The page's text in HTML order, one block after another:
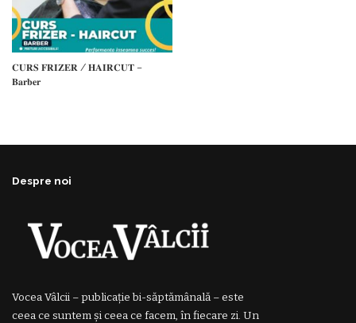
𝐂𝐔𝐑𝐒 𝐅𝐑𝐈𝐙𝐄𝐑 / 𝐇𝐀𝐈𝐑𝐂𝐔𝐓 –
𝐁𝐚𝐫𝐛𝐞𝐫
Despre noi
Vocea Vâlcii – publicație bi-săptămânală – este
ceea ce suntem și ceea ce facem, în fiecare zi. Un